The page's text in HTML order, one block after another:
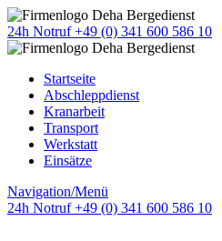
24h Notruf +49 (0) 341 600 586 10
Startseite
Abschleppdienst
Kranarbeit
Transport
Werkstatt
Einsätze
Navigation/Menü
24h Notruf +49 (0) 341 600 586 10